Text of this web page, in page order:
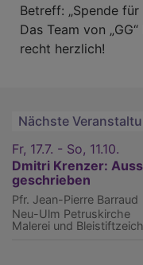
Betreff: „Spende für
Das Team von
recht herzlich!
Nächste
Fr, 17.7. - So, 11.10.
Dmitri Krenzer:
geschrieben
Pfr. Jean-Pierre Barraud
Neu-Ulm Petruskirche
Malerei und